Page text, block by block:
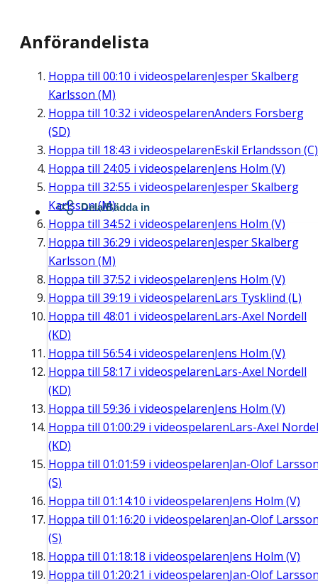
Anförandelista
Hoppa till 00:10 i videospelarenJesper Skalberg
Karlsson (M)
Hoppa till 10:32 i videospelarenAnders Forsberg
(SD)
Hoppa till 18:43 i videospelarenEskil Erlandsson (C)
Hoppa till 24:05 i videospelarenJens Holm (V)
Hoppa till 32:55 i videospelarenJesper Skalberg
Karlsson (M)
Hoppa till 34:52 i videospelarenJens Holm (V)
Hoppa till 36:29 i videospelarenJesper Skalberg
Karlsson (M)
Hoppa till 37:52 i videospelarenJens Holm (V)
Hoppa till 39:19 i videospelarenLars Tysklind (L)
Hoppa till 48:01 i videospelarenLars-Axel Nordell
(KD)
Hoppa till 56:54i videospelarenJens Holm (V)
Hoppa till 58:17 i videospelarenLars-Axel Nordell
(KD)
Hoppa till 59:36 i videospelarenJens Holm (V)
Hoppa till 01:00:29 i videospelarenLars-Axel
(KD)
Hoppa till 01:01:59 i videospelarenJan-Olof
(S)
Hoppa till 01:14:10 i videospelarenJens Holm (V)
Hoppa till 01:16:20 i videospelarenJan-Olof
(S)
Hoppa till 01:18:18 i videospelarenJens Holm (V)
Hoppa till 01:20:21 i videospelarenJan-Olof
Dela/Bädda in